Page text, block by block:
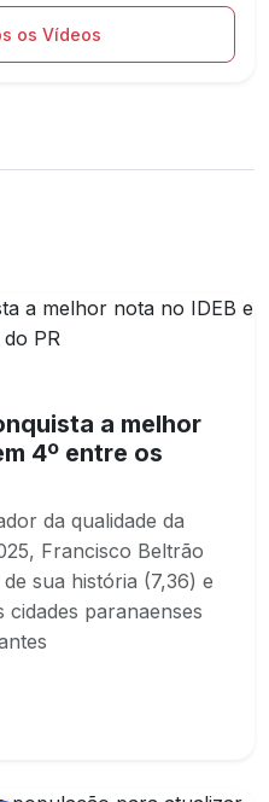
os Vídeos
a melhor
4º entre os
da qualidade da
Francisco Beltrão
sua história (7,36) e
paranaenses